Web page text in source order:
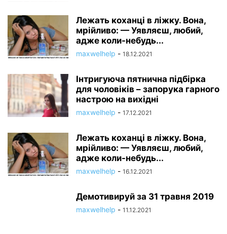
Лежать коханці в ліжку. Вона,
мрійливо: — Уявляєш, любий,
адже коли-небудь...
maxwelhelp - 18.12.2021
Інтригуюча пятнична підбірка
для чоловіків – запорука гарного
настрою на вихідні
maxwelhelp - 17.12.2021
Лежать коханці в ліжку. Вона,
мрійливо: — Уявляєш, любий,
адже коли-небудь...
maxwelhelp - 16.12.2021
Демотивируй за 31 травня 2019
maxwelhelp - 11.12.2021